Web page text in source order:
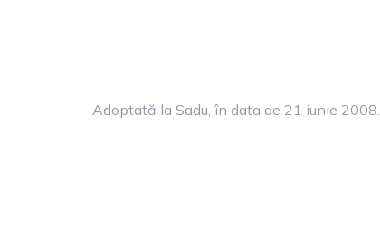
Adoptată la Sadu, în data de 21 iunie 2008.